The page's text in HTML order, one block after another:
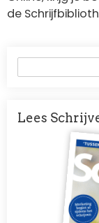
de
Lees